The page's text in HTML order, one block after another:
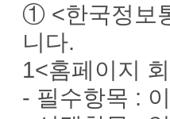
① <한국정보
니다.
1<홈페이지
- 필수항목 :